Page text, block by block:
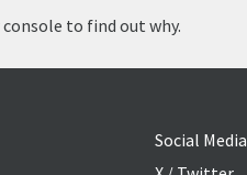
to find out why.
Social Media